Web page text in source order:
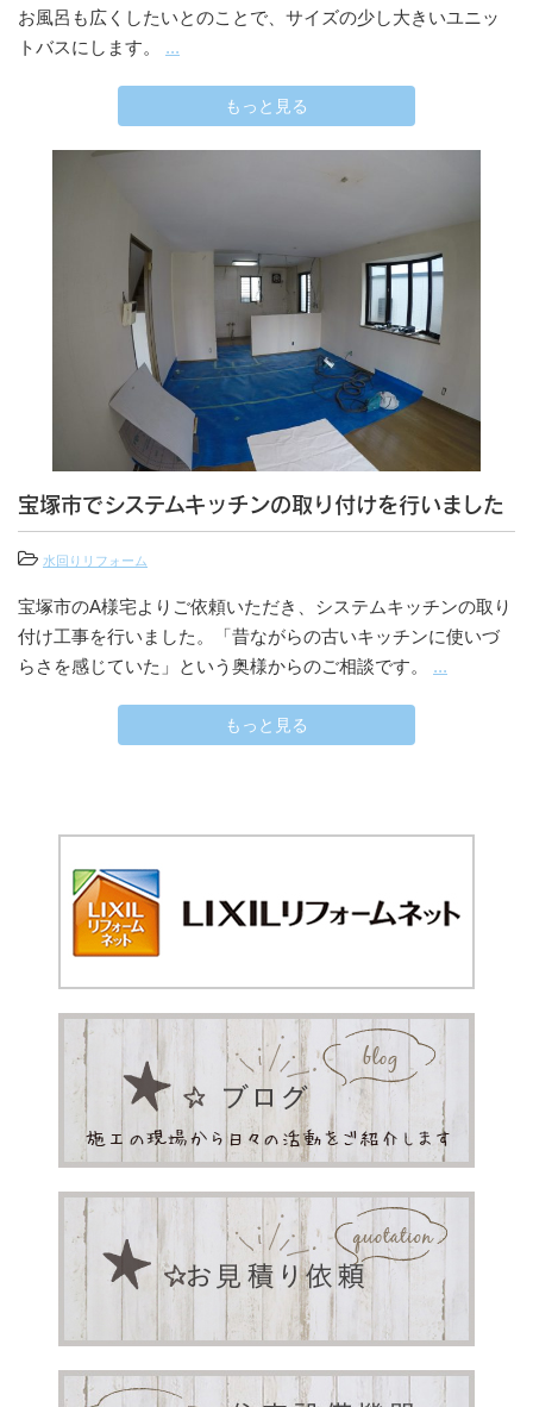
お風呂も広くしたいとのことで、サイズの少し大きいユニッ
トバスにします。 ...
もっと見る
宝塚市でシステムキッチンの取り付けを行いました
水回りリフォーム
宝塚市のA様宅よりご依頼いただき、システムキッチンの取り
付け工事を行いました。「昔ながらの古いキッチンに使いづ
らさを感じていた」という奥様からのご相談です。 ...
もっと見る